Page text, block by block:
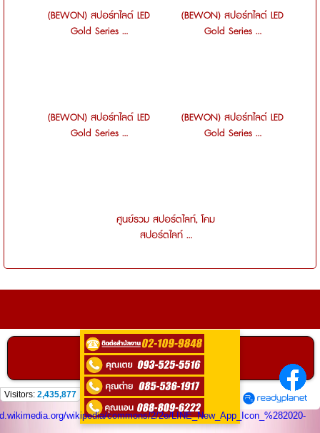
(BEWON) สปอร์ทไลต์ LED
Gold Series ...
(BEWON) สปอร์ทไลต์ LED
Gold Series ...
(BEWON) สปอร์ทไลต์ LED
Gold Series ...
(BEWON) สปอร์ทไลต์ LED
Gold Series ...
ศูนย์รวม สปอร์ตไลท์, โคม
สปอร์ตไลท์ ...
ติดต่อ0935255516
คลิกเพื่อโทร
Visitors: 2,435,877
ติดต่อสอบถามได้ที่